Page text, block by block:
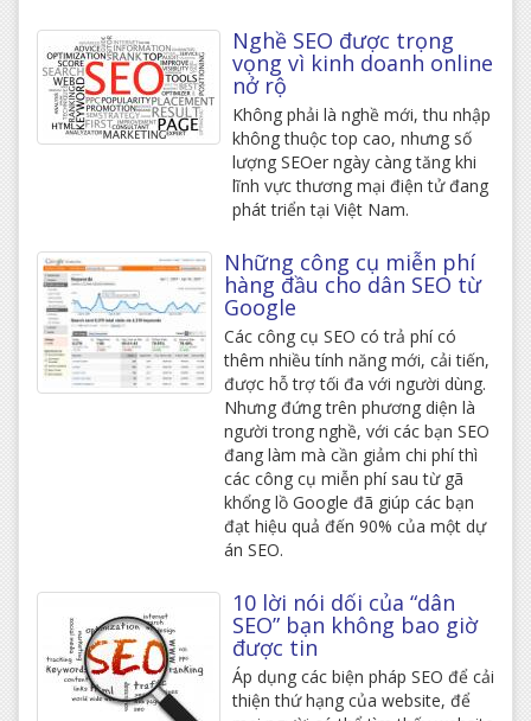
Nghề SEO được trọng
vọng vì kinh doanh online
nở rộ
Không phải là nghề mới, thu nhập
không thuộc top cao, nhưng số
lượng SEOer ngày càng tăng khi
lĩnh vực thương mại điện tử đang
phát triển tại Việt Nam.
Những công cụ miễn phí
hàng đầu cho dân SEO từ
Google
Các công cụ SEO có trả phí có
thêm nhiều tính năng mới, cải tiến,
được hỗ trợ tối đa với người dùng.
Nhưng đứng trên phương diện là
người trong nghề, với các bạn SEO
đang làm mà cần giảm chi phí thì
các công cụ miễn phí sau từ gã
khổng lồ Google đã giúp các bạn
đạt hiệu quả đến 90% của một dự
án SEO.
10 lời nói dối của “dân
SEO” bạn không bao giờ
được tin
Áp dụng các biện pháp SEO để cải
thiện thứ hạng của website, để